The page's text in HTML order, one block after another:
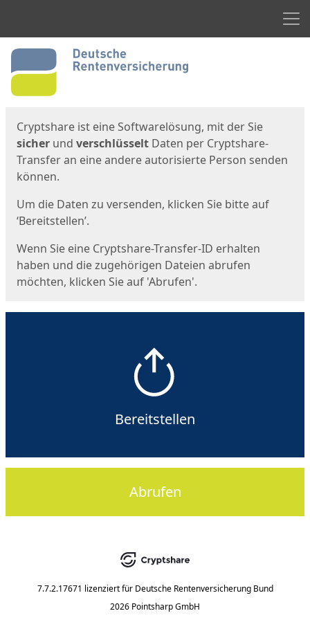
Start
Cryptshare ist eine Softwarelösung, mit der Sie
sicher und verschlüsselt Daten per Cryptshare-
Transfer an eine andere autorisierte Person senden
können.
Um die Daten zu versenden, klicken Sie bitte auf
‘Bereitstellen’.
Wenn Sie eine Cryptshare-Transfer-ID erhalten
haben und die zugehörigen Dateien abrufen
möchten, klicken Sie auf 'Abrufen'.
Bereitstellen
Abrufen
7.7.2.17671 lizenziert für Deutsche Rentenversicherung Bund
2026 Pointsharp GmbH